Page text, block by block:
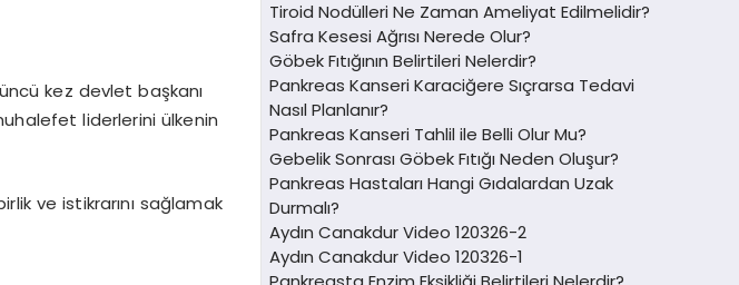
kez devlet başkanı
liderlerini ülkenin
ve istikrarını sağlamak
Tiroid Nodülleri Ne Zaman Ameliyat Edilmelidir?
Safra Kesesi Ağrısı Nerede Olur?
Göbek Fıtığının Belirtileri Nelerdir?
Pankreas Kanseri Karaciğere Sıçrarsa Tedavi
Nasıl Planlanır?
Pankreas Kanseri Tahlil ile Belli Olur Mu?
Gebelik Sonrası Göbek Fıtığı Neden Oluşur?
Pankreas Hastaları Hangi Gıdalardan Uzak
Durmalı?
Aydın Canakdur Video 120326-2
Aydın Canakdur Video 120326-1